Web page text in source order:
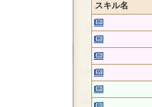
スキル名